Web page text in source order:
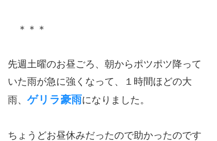
＊＊＊
先週土曜のお昼ごろ、朝からポツポツ降って
いた雨が急に強くなって、１時間ほどの大
雨、 ゲリラ豪雨になりました。
ちょうどお昼休みだったので助かったのです